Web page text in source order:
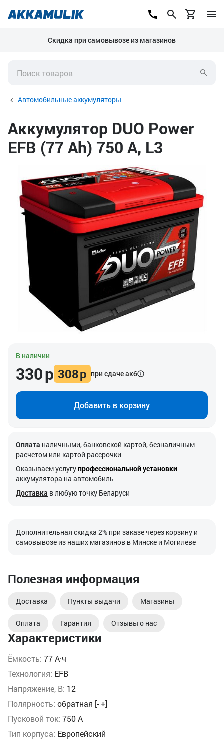
Скидка при самовывозе из магазинов
Автомобильные аккумуляторы
Аккумулятор DUO Power
EFB (77 Ah) 750 А, L3
Характеристики
Ёмкость: 77 А·ч
Технология: EFB
Напряжение, В: 12
Полярность: обратная [- +]
Пусковой ток: 750 А
Тип корпуса: Европейский
В наличии
330р 308р при сдаче акб
Добавить в корзину
Оплата наличными, банковской картой, безналичным
расчетом или картой рассрочки
Оказываем услугупрофессиональной установки
аккумулятора на автомобиль
Доставка в любую точку Беларуси
Дополнительная скидка 2% при заказе через корзину и
самовывозе из наших магазинов в Минске и Могилеве
Полезная информация
Доставка Пункты выдачи Магазины
Оплата Гарантия Отзывы о нас